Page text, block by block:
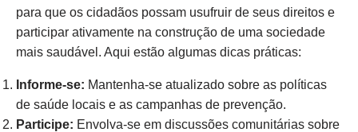
para que os cidadãos possam usufruir de seus direitos e
participar ativamente na construção de uma sociedade
mais saudável. Aqui estão algumas dicas práticas:
Informe-se: Mantenha-se atualizado sobre as políticas
de saúde locais e as campanhas de prevenção.
Participe: Envolva-se em discussões comunitárias sobre